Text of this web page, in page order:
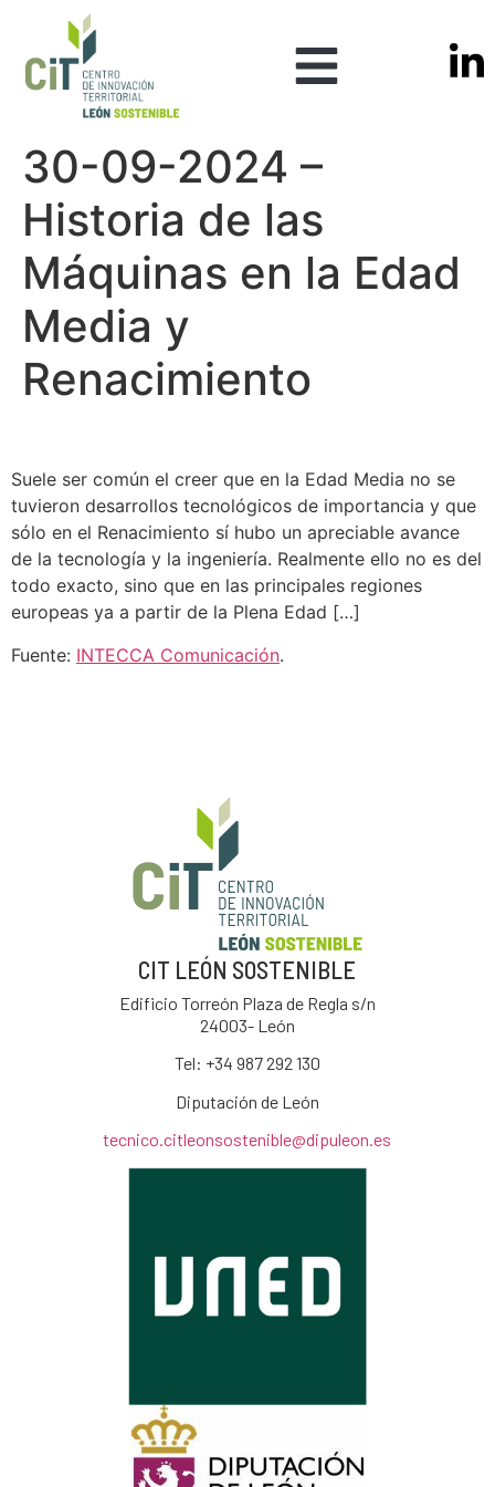
30-09-2024 –
Historia de las
Máquinas en la Edad
Media y
Renacimiento
Suele ser común el creer que en la Edad Media no se
tuvieron desarrollos tecnológicos de importancia y que
sólo en el Renacimiento sí hubo un apreciable avance
de la tecnología y la ingeniería. Realmente ello no es del
todo exacto, sino que en las principales regiones
europeas ya a partir de la Plena Edad […]
Fuente: INTECCA Comunicación.
CIT LEÓN SOSTENIBLE
Edificio Torreón Plaza de Regla s/n
24003- León
Tel: +34 987 292 130
Diputación de León
tecnico.citleonsostenible@dipuleon.es